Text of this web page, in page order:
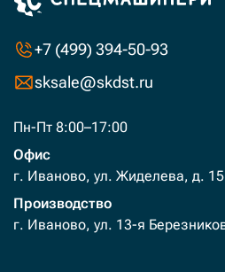
+7 (499) 394-50-93
sksale@skdst.ru
Пн-Пт 8:00–17:00
Офис
г. Иваново, ул. Жиделева, д. 15
Производство
г. Иваново, ул. 13-я